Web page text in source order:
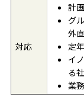
対応
計
グ
外
定
イ
る
業